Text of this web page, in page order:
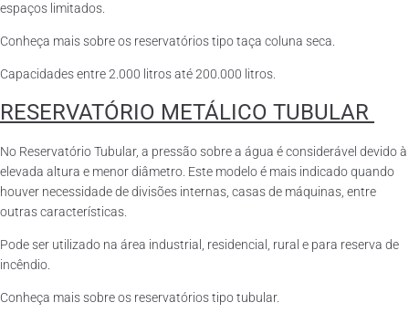
espaços limitados.
Conheça mais sobre os reservatórios tipo taça coluna seca.
Capacidades entre 2.000 litros até 200.000 litros.
RESERVATÓRIO METÁLICO TUBULAR
No Reservatório Tubular, a pressão sobre a água é considerável devido à
elevada altura e menor diâmetro. Este modelo é mais indicado quando
houver necessidade de divisões internas, casas de máquinas, entre
outras características.
Pode ser utilizado na área industrial, residencial, rural e para reserva de
incêndio.
Conheça mais sobre os reservatórios tipo tubular.